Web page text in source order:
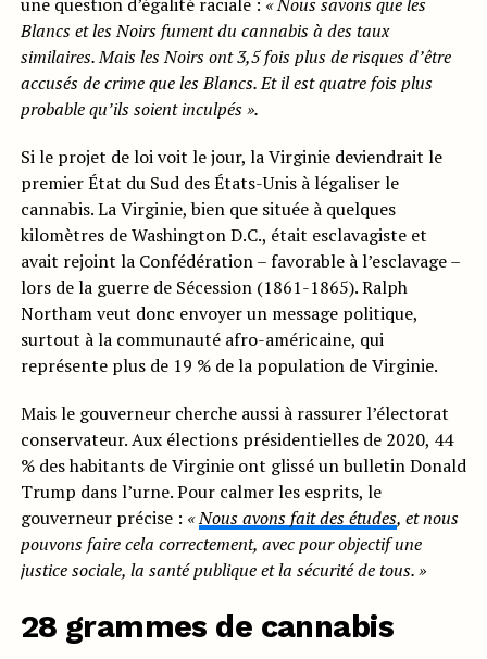
Blancs et les Noirs fument du cannabis à des taux
similaires. Mais les Noirs ont 3,5 fois plus de risques d’être
accusés de crime que les Blancs. Et il est quatre fois plus
probable qu’ils soient inculpés ».
Si le projet de loi voit le jour, la Virginie deviendrait le
premier État du Sud des États-Unis à légaliser le
cannabis. La Virginie, bien que située à quelques
kilomètres de Washington D.C., était esclavagiste et
avait rejoint la Confédération – favorable à l’esclavage –
lors de la guerre de Sécession (1861-1865). Ralph
Northam veut donc envoyer un message politique,
surtout à la communauté afro-américaine, qui
représente plus de 19 % de la population de Virginie.
Mais le gouverneur cherche aussi à rassurer l’électorat
conservateur. Aux élections présidentielles de 2020, 44
% des habitants de Virginie ont glissé un bulletin Donald
Trump dans l’urne. Pour calmer les esprits, le
gouverneur précise : «Nous avons fait des études, et nous
pouvons faire cela correctement, avec pour objectif une
justice sociale, la santé publique et la sécurité de tous. »
28 grammes de cannabis